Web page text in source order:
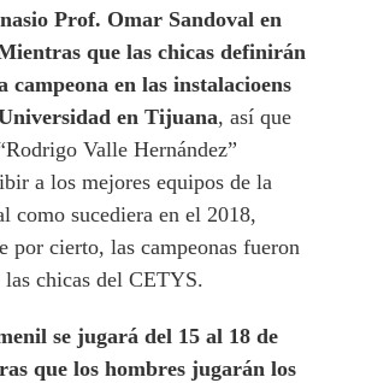
Prof. Omar Sandoval en
que las chicas definirán
campeona en las instalacioens
en Tijuana, así que
Valle Hernández”
a los mejores equipos de la
como sucediera en el 2018,
por cierto, las campeonas fueron
las chicas del CETYS.
se jugará del 15 al 18 de
que los hombres jugarán los